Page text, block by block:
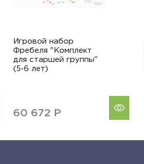
Игровой набор
Фребеля "Комплект
для старшей группы"
(5-6 лет)
60 672 Р